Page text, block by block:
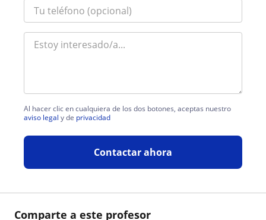
Comparte a este profesor
Al hacer clic en cualquiera de los dos botones, aceptas nuestro
aviso legal y de privacidad
Contactar ahora